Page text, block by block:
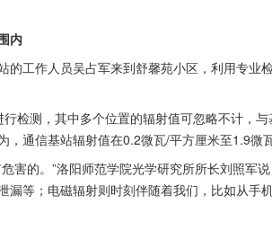
内
的工作人员吴占军来到舒馨苑小区，利用专业
检测，其中多个位置的辐射值可忽略不计，
通信基站辐射值在0.2微瓦/平方厘米至1.9微
害的。”洛阳师范学院光学研究所所长刘照军
漏等；电磁辐射则时刻伴随着我们，比如从手